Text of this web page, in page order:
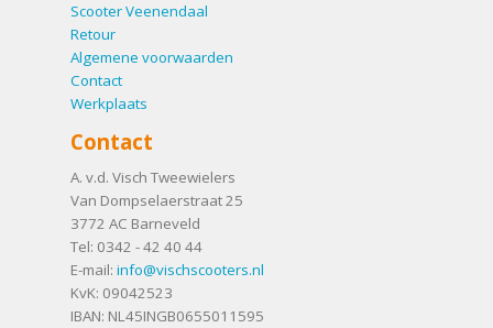
Scooter Veenendaal
Retour
Algemene voorwaarden
Contact
Werkplaats
Contact
A. v.d. Visch Tweewielers
Van Dompselaerstraat 25
3772 AC Barneveld
Tel: 0342 - 42 40 44
E-mail: info@vischscooters.nl
KvK: 09042523
IBAN: NL45INGB0655011595